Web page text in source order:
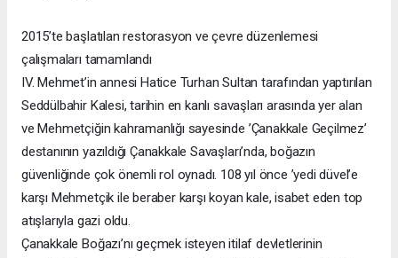
2015’te başlatılan restorasyon ve çevre düzenlemesi
çalışmaları tamamlandı
IV. Mehmet’in annesi Hatice Turhan Sultan tarafından yaptırılan
Seddülbahir Kalesi, tarihin en kanlı savaşları arasında yer alan
ve Mehmetçiğin kahramanlığı sayesinde ’Çanakkale Geçilmez’
destanının yazıldığı Çanakkale Savaşları’nda, boğazın
güvenliğinde çok önemli rol oynadı. 108 yıl önce ’yedi düvel’e
karşı Mehmetçik ile beraber karşı koyan kale, isabet eden top
atışlarıyla gazi oldu.
Çanakkale Boğazı’nı geçmek isteyen itilaf devletlerinin